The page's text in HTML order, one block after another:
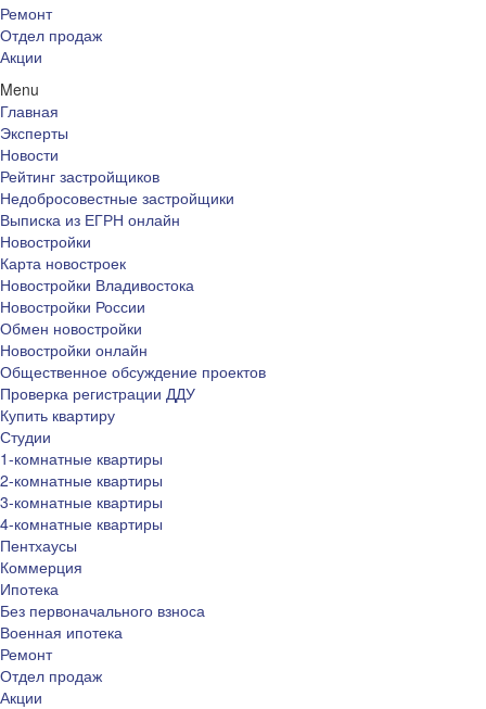
Ремонт
Отдел продаж
Акции
Menu
Главная
Эксперты
Новости
Рейтинг застройщиков
Недобросовестные застройщики
Выписка из ЕГРН онлайн
Новостройки
Карта новостроек
Новостройки Владивостока
Новостройки России
Обмен новостройки
Новостройки онлайн
Общественное обсуждение проектов
Проверка регистрации ДДУ
Купить квартиру
Студии
1-комнатные квартиры
2-комнатные квартиры
3-комнатные квартиры
4-комнатные квартиры
Пентхаусы
Коммерция
Ипотека
Без первоначального взноса
Военная ипотека
Ремонт
Отдел продаж
Акции